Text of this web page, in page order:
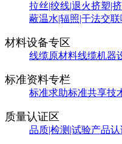
拉丝|绞线|退火挤塑|
蔽温水|辐照|干法交联
材料设备专区
线缆原材料线缆机器
标准资料专栏
标准求助标准共享技
质量认证区
品质|检测|试验产品认